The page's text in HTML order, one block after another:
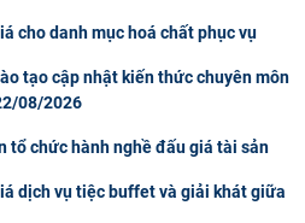
cho danh mục hoá chất phục vụ
tạo cập nhật kiến thức chuyên môn
08/2026
tổ chức hành nghề đấu giá tài sản
dịch vụ tiệc buffet và giải khát giữa